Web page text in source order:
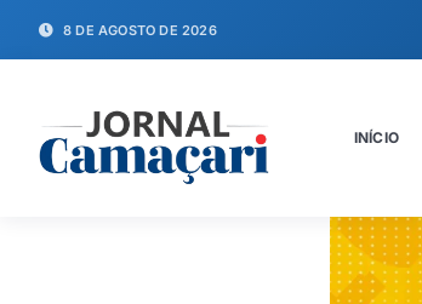
8 DE AGOSTO DE 2026
INÍCIO